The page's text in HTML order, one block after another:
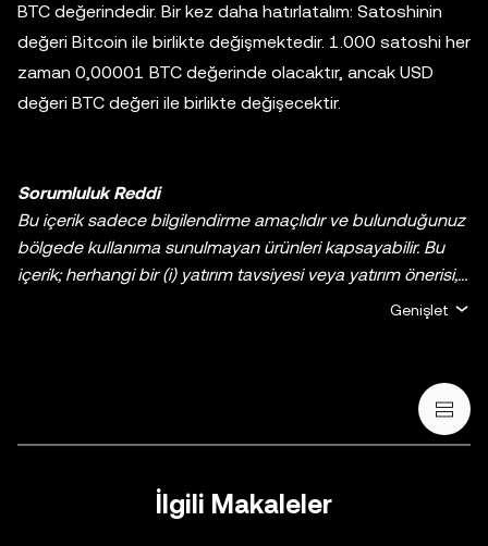
BTC değerindedir. Bir kez daha hatırlatalım: Satoshinin
değeri Bitcoin ile birlikte değişmektedir. 1.000 satoshi her
zaman 0,00001 BTC değerinde olacaktır, ancak USD
değeri BTC değeri ile birlikte değişecektir.
Sorumluluk Reddi
Bu içerik sadece bilgilendirme amaçlıdır ve bulunduğunuz
bölgede kullanıma sunulmayan ürünleri kapsayabilir. Bu
içerik; herhangi bir (i) yatırım tavsiyesi veya yatırım önerisi,
(ii) kripto varlıklarının/dijital varlıkların satın alınmasına,
tavsiye verme amacı taşımamaktadır. Sabit coinler ve
NFT’ler de dâhil olmak üzere tüm kripto varlıkları/dijital
yapmanın veya bu varlıklara sahip olmanın sizin için uygun
olup olmadığını, kendi finansal durumunuz çerçevesinde
Genişlet
İlgili Makaleler